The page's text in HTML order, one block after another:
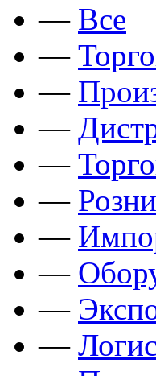
— Все
—
—
—
—
—
—
—
—
—